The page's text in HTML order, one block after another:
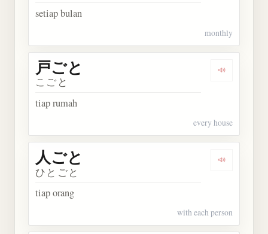
setiap bulan
monthly
Dengarkan
戸ごと
こごと
tiap rumah
every house
Dengarkan
人ごと
ひとごと
tiap orang
with each person